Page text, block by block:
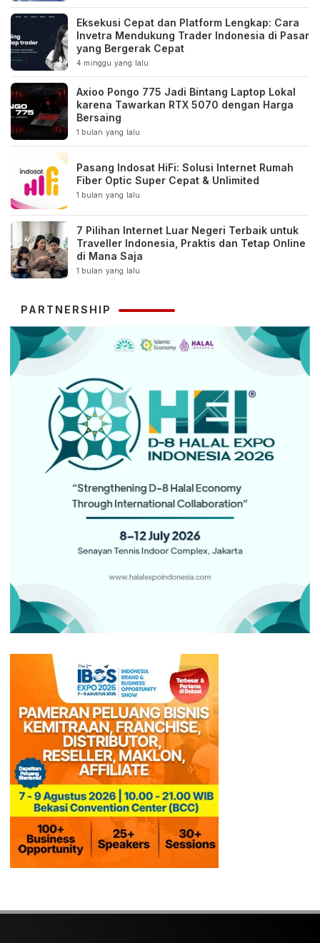
Eksekusi Cepat dan Platform Lengkap: Cara
Invetra Mendukung Trader Indonesia di Pasar
yang Bergerak Cepat
4 minggu yang lalu
Axioo Pongo 775 Jadi Bintang Laptop Lokal
karena Tawarkan RTX 5070 dengan Harga
Bersaing
1 bulan yang lalu
Pasang Indosat HiFi: Solusi Internet Rumah
Fiber Optic Super Cepat & Unlimited
1 bulan yang lalu
7 Pilihan Internet Luar Negeri Terbaik untuk
Traveller Indonesia, Praktis dan Tetap Online
di Mana Saja
1 bulan yang lalu
PARTNERSHIP